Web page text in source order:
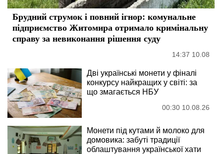
Брудний струмок і повний ігнор: комунальне
підприємство Житомира отримало кримінальну
справу за невиконання рішення суду
14:37 10.08
Дві українські монети у фіналі
конкурсу найкращих у світі: за
що змагається НБУ
00:30 10.08.26
Монети під кутами й молоко для
домовика: забуті традиції
облаштування української хати